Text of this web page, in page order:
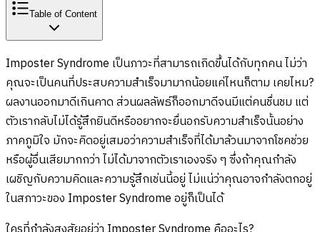
Table of Content
Imposter Syndrome เป็นภาวะที่สามารถเกิดขึ้นได้กับทุกคน ไม่ว่า
คุณจะเป็นคนที่ประสบความสำเร็จมามากน้อยแค่ไหนก็ตาม เคยไหม?
ผลงานออกมาดีเกินคาด ส่วนผลลัพธ์ก็ออกมาดีจนมีแต่คนชื่นชม แต่
ตัวเรากลับไม่ได้รู้สึกยินดีหรืออยากจะยื่นอกรับความสำเร็จนั้นอย่าง
ภาคภูมิใจ มักจะคิดอยู่เสมอว่าความสำเร็จที่ได้มาล้วนมาจากโชคช่วย
หรือผู้อื่นเสียมากกว่า ไม่ได้มาจากตัวเราเองจริง ๆ ซึ่งถ้าคุณกำลัง
เผชิญกับความคิดและความรู้สึกเช่นนี้อยู่ ไม่แน่ว่าคุณอาจกำลังตกอยู่
ในสภาวะของ Imposter Syndrome อยู่ก็เป็นได้